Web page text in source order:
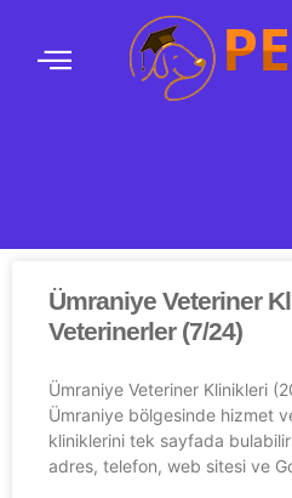
Ümraniye Veteriner
Veterinerler (7/24)
Ümraniye Veteriner Klinikleri
Ümraniye bölgesinde hizmet
kliniklerini tek sayfada
adres, telefon, web sitesi ve